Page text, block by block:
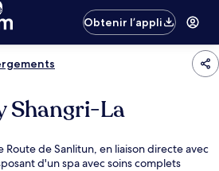
Obtenir l’appli
Shangri-La
de Sanlitun, en liaison directe avec
d'un spa avec soins complets